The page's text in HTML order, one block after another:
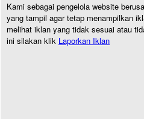
Kami sebagai pengelola website
yang tampil agar tetap menampilkan
melihat iklan yang tidak sesuai atau
ini silakan klik Laporkan Iklan